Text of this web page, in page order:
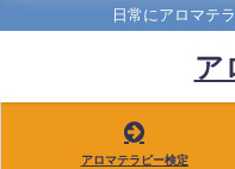
日常にアロマテ
ア
アロマテラピー検定